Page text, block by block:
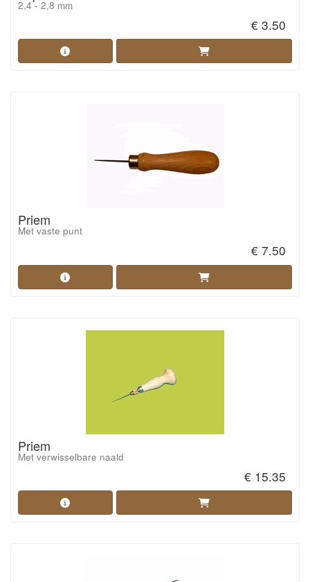
2,4 - 2,8 mm
€ 3.50
Priem
Met vaste punt
€ 7.50
Priem
Met verwisselbare naald
€ 15.35